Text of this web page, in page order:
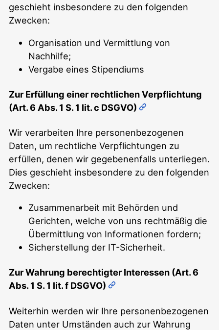
geschieht insbesondere zu den folgenden
Zwecken:
Organisation und Vermittlung von
Nachhilfe;
Vergabe eines Stipendiums
Zur Erfüllung einer rechtlichen Verpflichtung
(Art. 6 Abs. 1 S. 1 lit. c DSGVO)
Wir verarbeiten Ihre personenbezogenen
Daten, um rechtliche Verpflichtungen zu
erfüllen, denen wir gegebenenfalls unterliegen.
Dies geschieht insbesondere zu den folgenden
Zwecken:
Zusammenarbeit mit Behörden und
Gerichten, welche von uns rechtmäßig die
Übermittlung von Informationen fordern;
Sicherstellung der IT-Sicherheit.
Zur Wahrung berechtigter Interessen (Art. 6
Abs. 1 S. 1 lit. f DSGVO)
Weiterhin werden wir Ihre personenbezogenen
Daten unter Umständen auch zur Wahrung